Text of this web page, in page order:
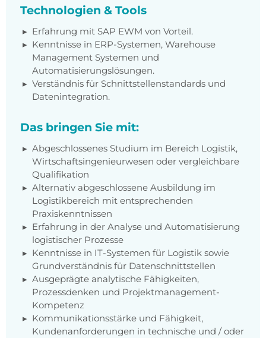
Technologien & Tools
Erfahrung mit SAP EWM von Vorteil.
Kenntnisse in ERP-Systemen, Warehouse
Management Systemen und
Automatisierungslösungen.
Verständnis für Schnittstellenstandards und
Datenintegration.
Das bringen Sie mit:
Abgeschlossenes Studium im Bereich Logistik,
Wirtschaftsingenieurwesen oder vergleichbare
Qualifikation
Alternativ abgeschlossene Ausbildung im
Logistikbereich mit entsprechenden
Praxiskenntnissen
Erfahrung in der Analyse und Automatisierung
logistischer Prozesse
Kenntnisse in IT-Systemen für Logistik sowie
Grundverständnis für Datenschnittstellen
Ausgeprägte analytische Fähigkeiten,
Prozessdenken und Projektmanagement-
Kompetenz
Kommunikationsstärke und Fähigkeit,
Kundenanforderungen in technische und / oder